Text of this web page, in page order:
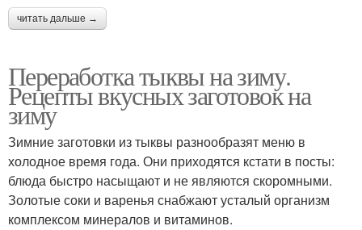
читать дальше →
Переработка тыквы на зиму.
Рецепты вкусных заготовок на
зиму
Зимние заготовки из тыквы разнообразят меню в
холодное время года. Они приходятся кстати в посты:
блюда быстро насыщают и не являются скоромными.
Золотые соки и варенья снабжают усталый организм
комплексом минералов и витаминов.